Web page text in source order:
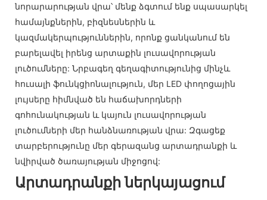
նորարարության վրա՝ մենք ձգտում ենք սպասարկել
համայնքներին, բիզնեսներին և
կազմակերպություններին, որոնք ցանկանում են
բարելավել իրենց արտաքին լուսավորության
լուծումները: Նրբագեղ գեղագիտությունից մինչև
հուսալի ֆունկցիոնալություն, մեր LED փողոցային
լույսերը հիմնված են հաճախորդների
գոհունակության և կայուն լուսավորության
լուծումների մեր հանձնառության վրա: Զգացեք
տարբերությունը մեր գերազանց արտադրանքի և
նվիրված ծառայության միջոցով:
Արտադրանքի ներկայացում